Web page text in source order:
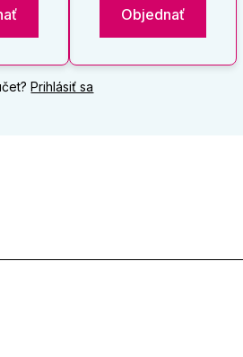
Objednať
Prihlásiť sa